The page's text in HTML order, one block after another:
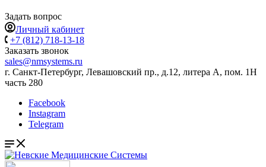
Задать вопрос
Личный кабинет
+7 (812) 718-13-18
Заказать звонок
sales@nmsystems.ru
г. Санкт-Петербург, Левашовский пр., д.12, литера А, пом. 1Н
часть 280
Facebook
Instagram
Telegram